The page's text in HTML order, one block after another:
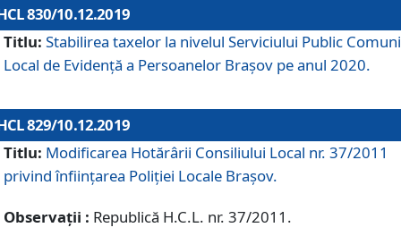
830/10.12.2019
Titlu: Stabilirea taxelor la nivelul Serviciului Public
Local de Evidenţă a Persoanelor Braşov pe anul 2020.
829/10.12.2019
Titlu: Modificarea Hotărârii Consiliului Local nr. 37/2011
privind înființarea Poliției Locale Brașov.
Observații : Republică H.C.L. nr. 37/2011.